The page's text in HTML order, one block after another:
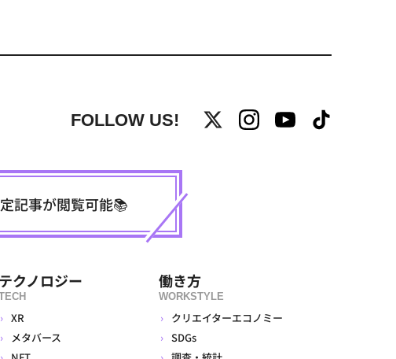
FOLLOW US!
記事が閲覧可能📚
テクノロジー
XR
メタバース
働き方
WORKSTYLE
クリエイターエコノミー
SDGs